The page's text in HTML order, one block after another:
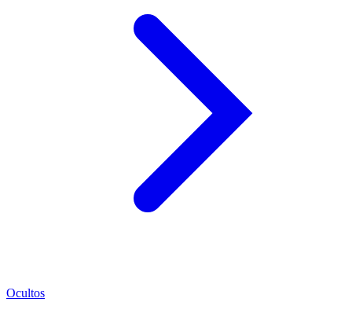
Ocultos